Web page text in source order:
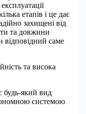
етапів і це дає
захищені від
та довжини
відповідний саме
та висока
будь-який вид
системою